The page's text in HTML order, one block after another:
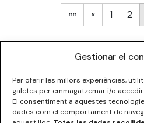
Gestionar el
Per oferir les millors experiències,
galetes per emmagatzemar i/o
El consentiment a aquestes
dades com el comportament de
««Primera
«Anterior
1 2
ESCOLA SUPERIOR DE